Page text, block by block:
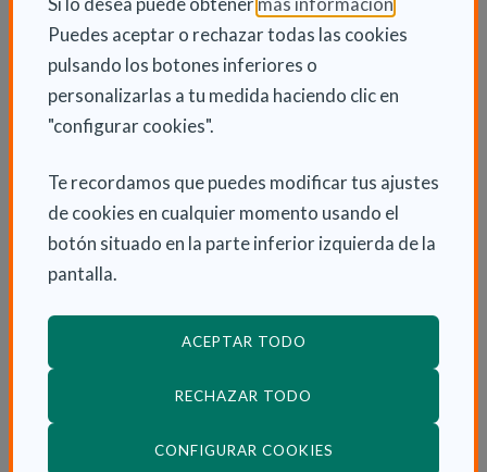
Puedes aceptar o rechazar todas las cookies
pulsando los botones inferiores o
personalizarlas a tu medida haciendo clic en
"configurar cookies".
Te recordamos que puedes modificar tus ajustes
de cookies en cualquier momento usando el
botón situado en la parte inferior izquierda de la
pantalla.
ACEPTAR TODO
RECHAZAR TODO
CONFIGURAR COOKIES
En este sentido, ha recordado que este año ha
empezado la ejecución de un programa piloto para la
telemonitorización de bioconstantes de un centenar
de pacientes de Enfermedad Pulmonar Obstructiva
Crónica (EPOC), que se extenderá a otros 100 una
vez verificado el éxito de la experiencia.
INFORMACIÓN ADICIONAL
Vie 27 Febrero 2015